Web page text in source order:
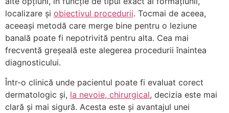
localizare și obiectivul procedurii. Tocmai de aceea,
aceeași metodă care merge bine pentru o leziune
banală poate fi nepotrivită pentru alta. Cea mai
frecventă greșeală este alegerea procedurii înaintea
diagnosticului.
Într-o clinică unde pacientul poate fi evaluat corect
dermatologic și, la nevoie, chirurgical, decizia este mai
clară și mai sigură. Acesta este și avantajul unei